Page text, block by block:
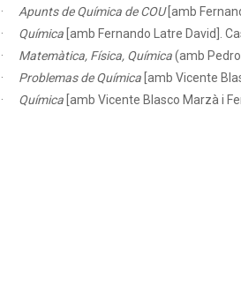
Apunts de Química de COU [amb
Química [amb Fernando Latre David].
Matemàtica, Física, Química (amb
Problemas de Química [amb Vicente
Química [amb Vicente Blasco Marzà i